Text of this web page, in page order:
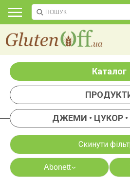
Каталог
ДЖЕМИ • ЦУКОР
Скинути
Abonett›